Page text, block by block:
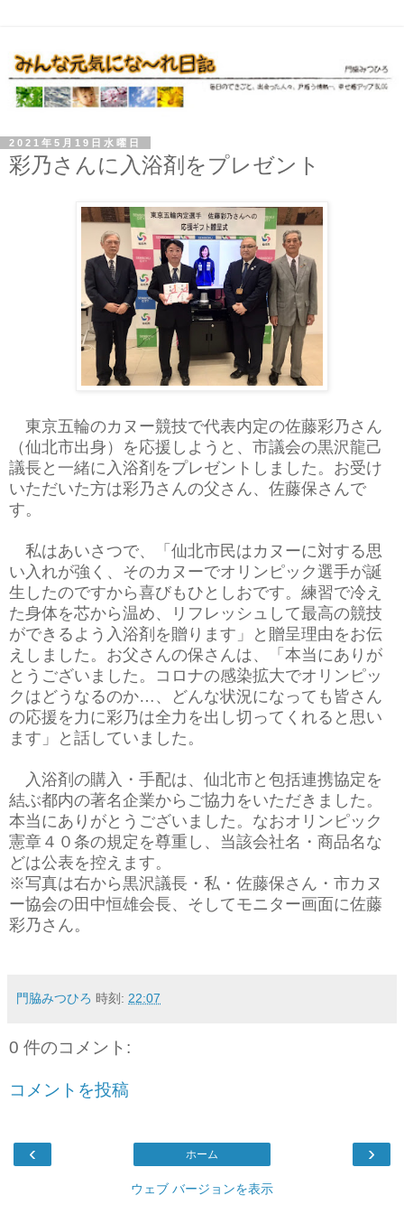
2021年5月19日水曜日
彩乃さんに入浴剤をプレゼント
東京五輪のカヌー競技で代表内定の佐藤彩乃さん
（仙北市出身）を応援しようと、市議会の黒沢龍己
議長と一緒に入浴剤をプレゼントしました。お受け
いただいた方は彩乃さんの父さん、佐藤保さんで
す。
私はあいさつで、「仙北市民はカヌーに対する思
い入れが強く、そのカヌーでオリンピック選手が誕
生したのですから喜びもひとしおです。練習で冷え
た身体を芯から温め、リフレッシュして最高の競技
ができるよう入浴剤を贈ります」と贈呈理由をお伝
えしました。お父さんの保さんは、「本当にありが
とうございました。コロナの感染拡大でオリンピッ
クはどうなるのか…、どんな状況になっても皆さん
の応援を力に彩乃は全力を出し切ってくれると思い
ます」と話していました。
入浴剤の購入・手配は、仙北市と包括連携協定を
結ぶ都内の著名企業からご協力をいただきました。
本当にありがとうございました。なおオリンピック
憲章４０条の規定を尊重し、当該会社名・商品名な
どは公表を控えます。
※写真は右から黒沢議長・私・佐藤保さん・市カヌ
ー協会の田中恒雄会長、そしてモニター画面に佐藤
彩乃さん。
門脇みつひろ 時刻: 22:07
0 件のコメント:
コメントを投稿
‹ ›
ホーム
ウェブ バージョンを表示